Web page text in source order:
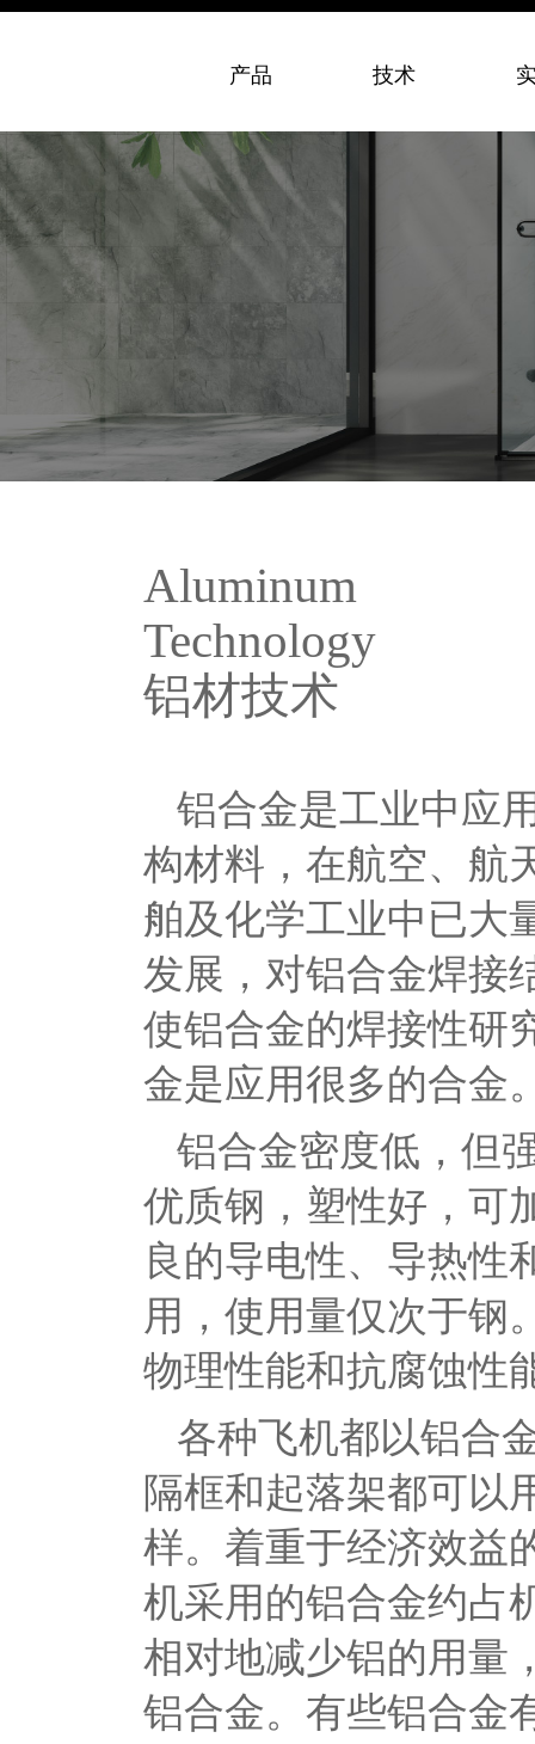
产品 技术
Aluminum
Technology
铝材技术
铝合金是工业中应
构材料，在航空、航
舶及化学工业中已大
发展，对铝合金焊接
使铝合金的焊接性研
金是应用很多的合金
铝合金密度低，但
优质钢，塑性好，可
良的导电性、导热性
用，使用量仅次于钢
物理性能和抗腐蚀性
各种飞机都以铝合
隔框和起落架都可以
样。着重于经济效益
机采用的铝合金约占
相对地减少铝的用量
铝合金。有些铝合金